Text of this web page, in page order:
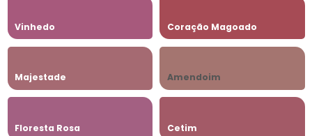
Vinhedo Coração Magoado
Majestade Amendoim
Floresta Rosa Cetim